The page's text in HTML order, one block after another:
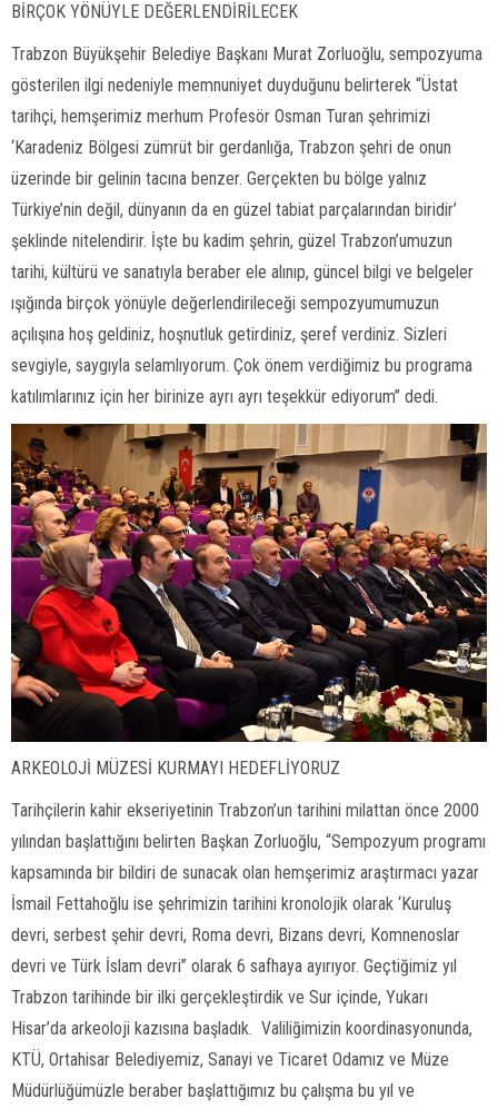
BİRÇOK YÖNÜYLE DEĞERLENDİRİLECEK
Trabzon Büyükşehir Belediye Başkanı Murat Zorluoğlu, sempozyuma
gösterilen ilgi nedeniyle memnuniyet duyduğunu belirterek “Üstat
tarihçi, hemşerimiz merhum Profesör Osman Turan şehrimizi
‘Karadeniz Bölgesi zümrüt bir gerdanlığa, Trabzon şehri de onun
üzerinde bir gelinin tacına benzer. Gerçekten bu bölge yalnız
Türkiye’nin değil, dünyanın da en güzel tabiat parçalarından biridir’
şeklinde nitelendirir. İşte bu kadim şehrin, güzel Trabzon’umuzun
tarihi, kültürü ve sanatıyla beraber ele alınıp, güncel bilgi ve belgeler
ışığında birçok yönüyle değerlendirileceği sempozyumumuzun
açılışına hoş geldiniz, hoşnutluk getirdiniz, şeref verdiniz. Sizleri
sevgiyle, saygıyla selamlıyorum. Çok önem verdiğimiz bu programa
katılımlarınız için her birinize ayrı ayrı teşekkür ediyorum” dedi.
ARKEOLOJİ MÜZESİ KURMAYI HEDEFLİYORUZ
Tarihçilerin kahir ekseriyetinin Trabzon’un tarihini milattan önce 2000
yılından başlattığını belirten Başkan Zorluoğlu, “Sempozyum programı
kapsamında bir bildiri de sunacak olan hemşerimiz araştırmacı yazar
İsmail Fettahoğlu ise şehrimizin tarihini kronolojik olarak ‘Kuruluş
devri, serbest şehir devri, Roma devri, Bizans devri, Komnenoslar
devri ve Türk İslam devri” olarak 6 safhaya ayırıyor. Geçtiğimiz yıl
Trabzon tarihinde bir ilki gerçekleştirdik ve Sur içinde, Yukarı
Hisar’da arkeoloji kazısına başladık. Valiliğimizin koordinasyonunda,
KTÜ, Ortahisar Belediyemiz, Sanayi ve Ticaret Odamız ve Müze
Müdürlüğümüzle beraber başlattığımız bu çalışma bu yıl ve